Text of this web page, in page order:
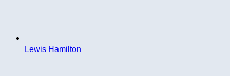
Lewis Hamilton